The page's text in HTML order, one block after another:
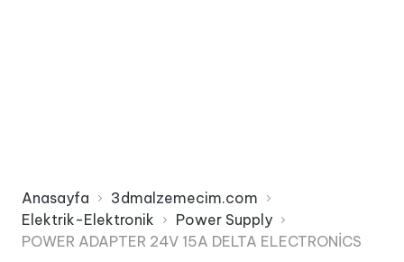
Anasayfa
3dmalzemecim.com
Elektrik-Elektronik
Power Supply
POWER ADAPTER 24V 15A DELTA ELECTRONİCS